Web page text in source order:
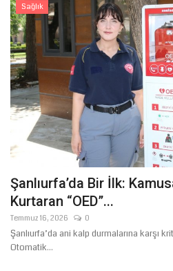
Sağlık
Şanlıurfa’da Bir İlk:
Kurtaran “OED”...
Temmuz 16, 2026 0
Şanlıurfa’da ani kalp durmalarına karşı
Otomatik...